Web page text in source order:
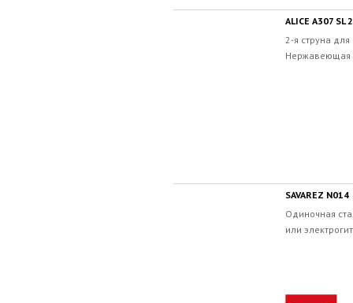
ALICE A307 SL 2
2-я струна для
Нержавеющая
SAVAREZ N014
Одиночная
или